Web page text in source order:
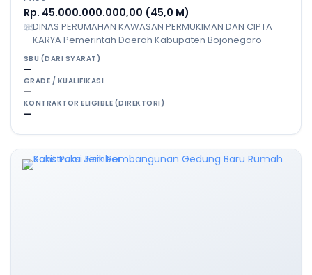
Rp. 45.000.000.000,00 (45,0 M)
DINAS PERUMAHAN KAWASAN PERMUKIMAN DAN CIPTA
KARYA Pemerintah Daerah Kabupaten Bojonegoro
SBU (DARI SYARAT)
—
GRADE / KUALIFIKASI
—
KONTRAKTOR ELIGIBLE (DIREKTORI)
—